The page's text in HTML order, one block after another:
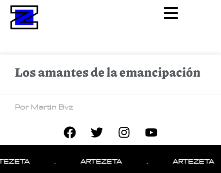
Los amantes de la emancipación
Por Martin Bvz
ARTEZETA ARTEZETA